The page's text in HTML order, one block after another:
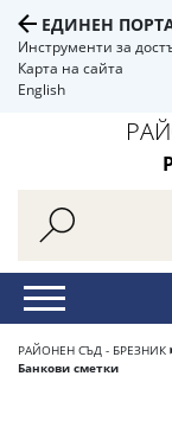
ЕДИНЕН
Инструменти за
Карта на сайта
English
РАЙОНЕН СЪД - БРЕЗНИК
Банкови сметки